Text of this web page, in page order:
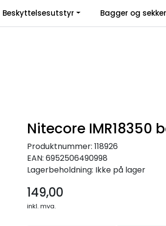
Beskyttelsesutstyr Bagger og sekker
Nitecore IMR18350
Produktnummer: 118926
EAN: 6952506490998
Lagerbeholdning: Ikke på lager
149,00
inkl. mva.